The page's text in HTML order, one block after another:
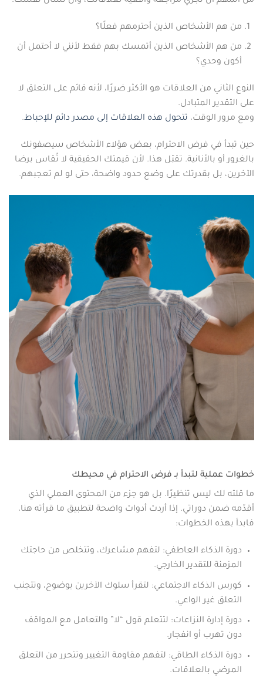
من هم الأشخاص الذين أحترمهم فعلًا؟
من هم الأشخاص الذين أتمسك بهم فقط لأنني لا أحتمل أن
أكون وحدي؟
النوع الثاني من العلاقات هو الأكثر ضررًا، لأنه قائم على التعلق لا
على التقدير المتبادل.
ومع مرور الوقت، تتحول هذه العلاقات إلى مصدر دائم للإحباط.
حين تبدأ في فرض الاحترام، بعض هؤلاء الأشخاص سيصفونك
بالغرور أو بالأنانية. تقبّل هذا. لأن قيمتك الحقيقية لا تُقاس برضا
الآخرين، بل بقدرتك على وضع حدود واضحة، حتى لو لم تعجبهم.
خطوات عملية لتبدأ بـ فرض الاحترام في محيطك
ما قلته لك ليس تنظيرًا. بل هو جزء من المحتوى العملي الذي
أقدّمه ضمن دوراتي. إذا أردت أدوات واضحة لتطبيق ما قرأته هنا،
فابدأ بهذه الخطوات:
دورة الذكاء العاطفي: لتفهم مشاعرك، وتتخلص من حاجتك
المزمنة للتقدير الخارجي.
كورس الذكاء الاجتماعي: لتقرأ سلوك الآخرين بوضوح، وتتجنب
التعلق غير الواعي.
دورة إدارة النزاعات: لتتعلم قول “لا” والتعامل مع المواقف
دون تهرب أو انفجار.
دورة الذكاء الطاقي: لتفهم مقاومة التغيير وتتحرر من التعلق
المرضي بالعلاقات.